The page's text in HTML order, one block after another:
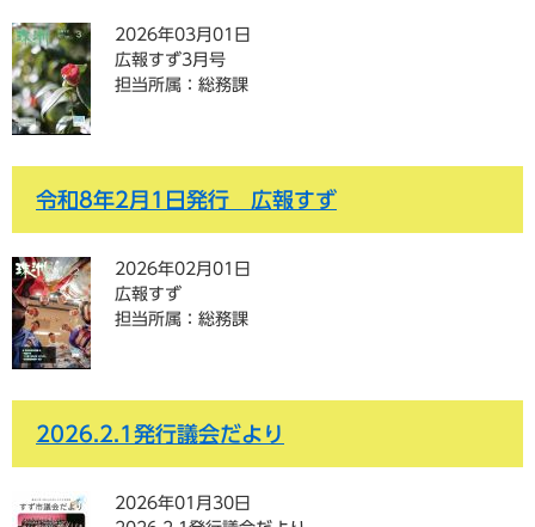
2026年03月01日
広報すず3月号
担当所属：総務課
令和8年2月1日発行 広報すず
2026年02月01日
広報すず
担当所属：総務課
2026.2.1発行議会だより
2026年01月30日